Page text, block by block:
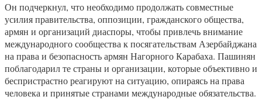
Он подчеркнул, что необходимо продолжать совместные
усилия правительства, оппозиции, гражданского общества,
армян и организаций диаспоры, чтобы привлечь внимание
международного сообщества к посягательствам Азербайджана
на права и безопасность армян Нагорного Карабаха. Пашинян
поблагодарил те страны и организации, которые объективно и
беспристрастно реагируют на ситуацию, опираясь на права
человека и принятые странами международные обязательства.